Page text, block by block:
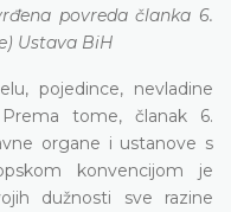
povreda članka 6.
Ustava BiH
pojedince, nevladine
tome, članak 6.
organe i ustanove s
konvencijom je
dužnosti sve razine